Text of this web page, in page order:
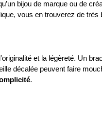
bijou de marque ou de
vous en trouverez de très
et la légèreté. Un
décalée peuvent faire
.